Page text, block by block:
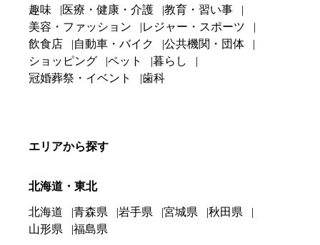
趣味
医療・健康・介護
教育・習い事
美容・ファッション
レジャー・スポーツ
飲食店
自動車・バイク
公共機関・団体
ショッピング
ペット
暮らし
冠婚葬祭・イベント
歯科
エリアから探す
北海道・東北
北海道 青森県 岩手県 宮城県
秋田県
山形県
福島県